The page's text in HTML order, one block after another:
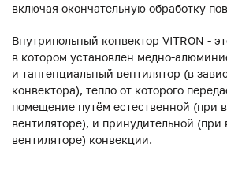
включая окончательную обработку
Внутрипольный конвектор VITRON -
в котором установлен медно-
и тангенциальный вентилятор (в
конвектора), тепло от которого
помещение путём естественной (при
вентиляторе), и принудительной
вентиляторе) конвекции.